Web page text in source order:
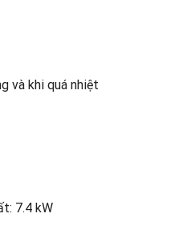
và khi quá nhiệt
7.4 kW